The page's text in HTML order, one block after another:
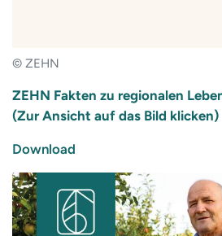
© ZEHN
ZEHN Fakten zu regionalen
(Zur Ansicht auf das Bild klicken)
Download